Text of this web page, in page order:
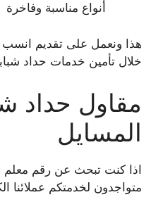
أنواع مناسبة وفاخرة
هذا ونعمل على تقديم انسب
خلال تأمين خدمات حداد
مقاول حداد
المسايل
اذا كنت تبحث عن رقم معلم